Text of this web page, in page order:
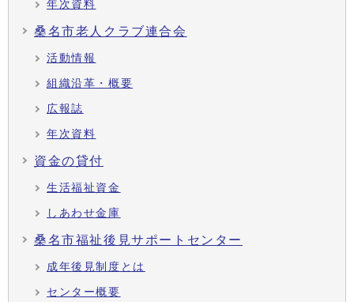
年次資料
桑名市老人クラブ連合会
活動情報
組織沿革・概要
広報誌
年次資料
資金の貸付
生活福祉資金
しあわせ金庫
桑名市福祉後見サポートセンター
成年後見制度とは
センター概要